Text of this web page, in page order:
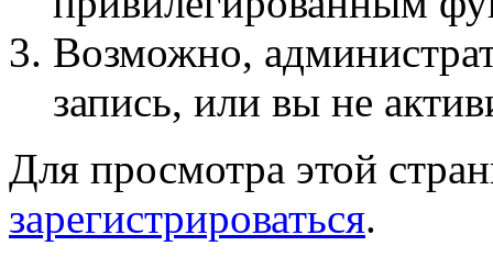
Возможно,
запись, или вы не
Для просмотра этой
зарегистрироваться.